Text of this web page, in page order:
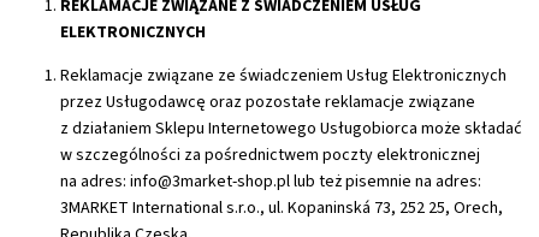
REKLAMACJE ZWIĄZANE Z ŚWIADCZENIEM USŁUG
ELEKTRONICZNYCH
Reklamacje związane ze świadczeniem Usług Elektronicznych
przez Usługodawcę oraz pozostałe reklamacje związane
z działaniem Sklepu Internetowego Usługobiorca może składać
w szczególności za pośrednictwem poczty elektronicznej
na adres: info@3market-shop.pl lub też pisemnie na adres:
3MARKET International s.r.o., ul. Kopaninská 73, 252 25, Orech,